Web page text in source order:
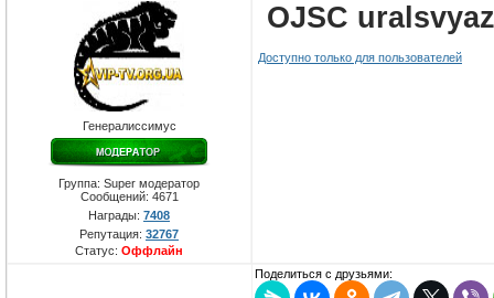
Генералиссимус
Группа: Super модератор
Сообщений: 4671
Награды: 7408
Репутация: 32767
Статус: Оффлайн
OJSC
Доступно только для пользователей
Поделиться с друзьями: